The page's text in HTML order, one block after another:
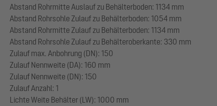
Abstand Rohrmitte Auslauf zu Behälterboden: 1134 mm
Abstand Rohrsohle Zulauf zu Behälterboden: 1054 mm
Abstand Rohrmitte Zulauf zu Behälterboden: 1134 mm
Abstand Rohrsohle Zulauf zu Behälteroberkante: 330 mm
Zulauf max. Anbohrung (DN): 150
Zulauf Nennweite (DA): 160 mm
Zulauf Nennweite (DN): 150
Zulauf Anzahl: 1
Lichte Weite Behälter (LW): 1000 mm